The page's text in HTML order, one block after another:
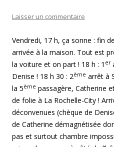
Laisser un commentaire
Vendredi, 17 h, ça sonne : fin
arrivée à la maison. Tout est
la voiture et on part ! 18 h : 1 er
Denise ! 18 h 30 : 2ème arrêt à
la 5ème passagère, Catherine
de folie à La Rochelle-City !
déconvenues (chèque de
de Catherine démagnétisée
pas et surtout chambre